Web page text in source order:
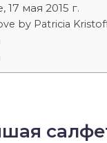
17 мая 2015 г.
by Patricia